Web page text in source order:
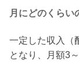
月にどのくらい
一定した収入（
となり、月額3